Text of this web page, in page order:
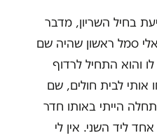
בחיל השריון, מדבר
סמל ראשון שהיה שם
והוא התחיל לרדוף
אותי לבית חולים, שם
הייתי באותו חדר
ליד השני. אין לי